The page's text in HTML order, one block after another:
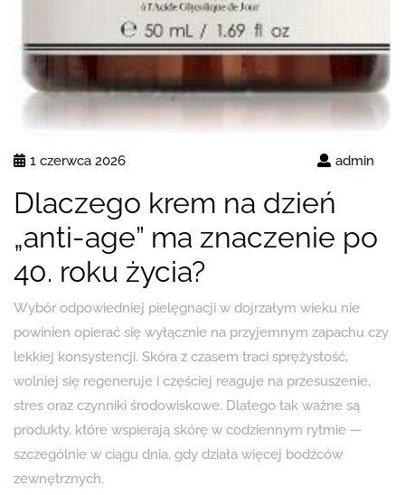
1 czerwca 2026 admin
Dlaczego krem na dzień
„anti-age” ma znaczenie po
40. roku życia?
Wybór odpowiedniej pielęgnacji w dojrzałym wieku nie
powinien opierać się wyłącznie na przyjemnym zapachu czy
lekkiej konsystencji. Skóra z czasem traci sprężystość,
wolniej się regeneruje i częściej reaguje na przesuszenie,
stres oraz czynniki środowiskowe. Dlatego tak ważne są
produkty, które wspierają skórę w codziennym rytmie —
szczególnie w ciągu dnia, gdy działa więcej bodźców
zewnętrznych.